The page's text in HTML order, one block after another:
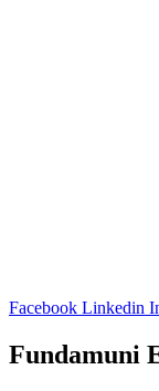
Facebook Linkedin
Fundamuni